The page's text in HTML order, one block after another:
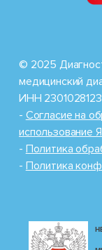
© 2025
медицинский
ИНН
- Cогласие на
использование
- Политика
- Политика